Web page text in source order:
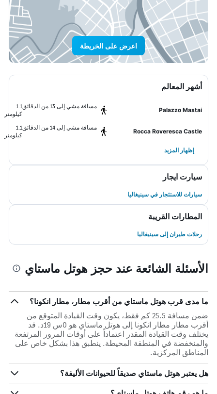
اعرض على الخريطة
أشهر المعالم
Palazzo Mastai
مسافة مشي إلى 13 من الدقائق
1.1
كيلومتر
Rocca Roveresca Castle
مسافة مشي إلى 14 من الدقائق
1.1
كيلومتر
إظهار المزيد
سيارت ايجار
سيارات للاستئجار في سينيغاليا
المطارات القريبة
رحلات طيران إلى سينيغاليا
الأسئلة الشائعة عند حجز هوتل ماستاي
ما مدى قرب هوتل ماستاي من أقرب مطار، مطار انكونا؟
ضمن مسافة 25.5 كم فقط، يكون وقت القيادة المتوقع من
أقرب مطار مطار انكونا إلى هوتل ماستاي هو 0س 19د. قد
يختلف وقت القيادة المقدر اعتماداً على أوقات المرور المرتفعة
والمنخفضة في المنطقة المحيطة. ينطبق هذا بشكل خاص على
المناطق المركزية.
هل يعتبر هوتل ماستاي صديقاً للحيوانات الأليفة؟